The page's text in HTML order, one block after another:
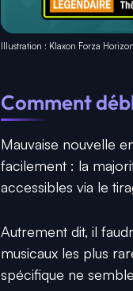
Illustration : Klaxon Forza
Comment
Mauvaise nouvelle
facilement : la
accessibles via le
Autrement dit, il
musicaux les plus
spécifique ne